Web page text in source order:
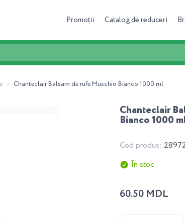
Promoții Catalog de reduceri
Chanteclair Balsam de rufe Muschio Bianco 1000 ml
Chanteclair
Bianco 1000
Cod produs:
În stoc
60.50 MDL